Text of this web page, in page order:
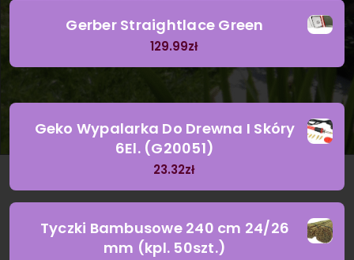
Gerber Straightlace Green
129.99zł
Geko Wypalarka Do Drewna I Skóry
6El. (G20051)
23.32zł
Tyczki Bambusowe 240 cm 24/26
mm (kpl. 50szt.)